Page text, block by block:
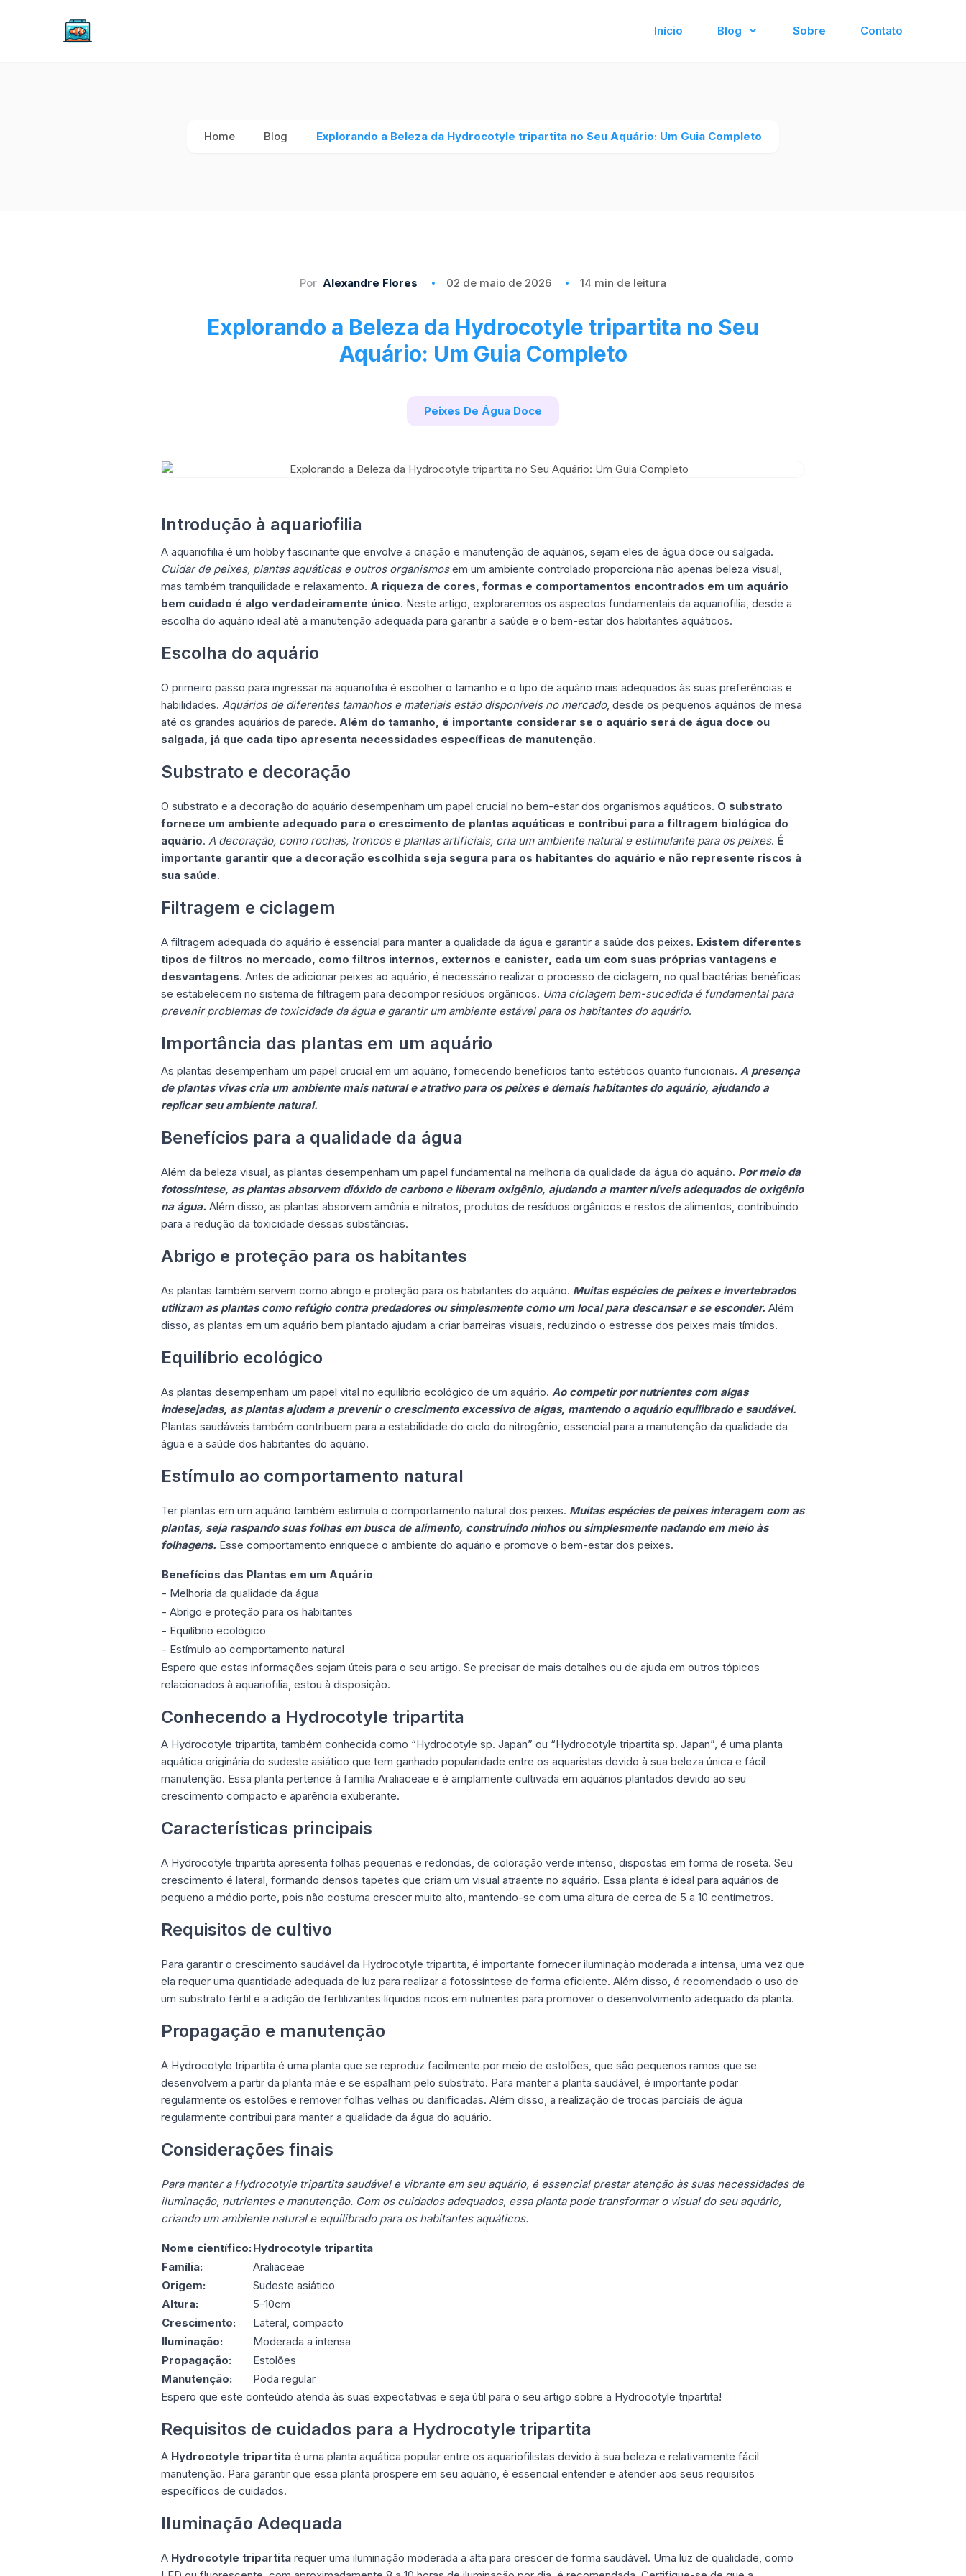
Início Blog Sobre Contato
Home Blog Explorando a Beleza da Hydrocotyle tripartita no Seu Aquário: Um Guia Completo
Por Alexandre Flores 02 de maio de 2026 14 min de leitura
Explorando a Beleza da Hydrocotyle tripartita no Seu
Aquário: Um Guia Completo
Peixes De Água Doce
Introdução à aquariofilia
A aquariofilia é um hobby fascinante que envolve a criação e manutenção de aquários, sejam eles de água doce ou salgada.
Cuidar de peixes, plantas aquáticas e outros organismosem um ambiente controlado proporciona não apenas beleza visual,
mas também tranquilidade e relaxamento. A riqueza de cores, formas e comportamentos encontrados em um aquário
bem cuidado é algo verdadeiramente único. Neste artigo, exploraremos os aspectos fundamentais da aquariofilia, desde a
escolha do aquário ideal até a manutenção adequada para garantir a saúde e o bem-estar dos habitantes aquáticos.
Escolha do aquário
O primeiro passo para ingressar na aquariofilia é escolher o tamanho e o tipo de aquário mais adequados às suas preferências e
habilidades. Aquários de diferentes tamanhos e materiais estão disponíveis no mercado, desde os pequenos aquários de mesa
até os grandes aquários de parede. Além do tamanho, é importante considerar se o aquário será de água doce ou
salgada, já que cada tipo apresenta necessidades específicas de manutenção.
Substrato e decoração
O substrato e a decoração do aquário desempenham um papel crucial no bem-estar dos organismos aquáticos. O substrato
fornece um ambiente adequado para o crescimento de plantas aquáticas e contribui para a filtragem biológica do
aquário. A decoração, como rochas, troncos e plantas artificiais, cria um ambiente natural e estimulante para os peixes. É
importante garantir que a decoração escolhida seja segura para os habitantes do aquário e não represente riscos à
sua saúde.
Filtragem e ciclagem
A filtragem adequada do aquário é essencial para manter a qualidade da água e garantir a saúde dos peixes. Existem diferentes
tipos de filtros no mercado, como filtros internos, externos e canister, cada um com suas próprias vantagens e
desvantagens. Antes de adicionar peixes ao aquário, é necessário realizar o processo de ciclagem, no qual bactérias benéficas
se estabelecem no sistema de filtragem para decompor resíduos orgânicos. Uma ciclagem bem-sucedida é fundamental para
prevenir problemas de toxicidade da água e garantir um ambiente estável para os habitantes do aquário.
Importância das plantas em um aquário
As plantas desempenham um papel crucial em um aquário, fornecendo benefícios tanto estéticos quanto funcionais. A presença
de plantas vivas cria um ambiente mais natural e atrativo para os peixes e demais habitantes do aquário, ajudando a
replicar seu ambiente natural.
Benefícios para a qualidade da água
Além da beleza visual, as plantas desempenham um papel fundamental na melhoria da qualidade da água do aquário. Por meio da
fotossíntese, as plantas absorvem dióxido de carbono e liberam oxigênio, ajudando a manter níveis adequados de oxigênio
na água. Além disso, as plantas absorvem amônia e nitratos, produtos de resíduos orgânicos e restos de alimentos, contribuindo
para a redução da toxicidade dessas substâncias.
Abrigo e proteção para os habitantes
As plantas também servem como abrigo e proteção para os habitantes do aquário. Muitas espécies de peixes e invertebrados
utilizam as plantas como refúgio contra predadores ou simplesmente como um local para descansar e se esconder. Além
disso, as plantas em um aquário bem plantado ajudam a criar barreiras visuais, reduzindo o estresse dos peixes mais tímidos.
Equilíbrio ecológico
As plantas desempenham um papel vital no equilíbrio ecológico de um aquário. Ao competir por nutrientes com algas
indesejadas, as plantas ajudam a prevenir o crescimento excessivo de algas, mantendo o aquário equilibrado e saudável.
Plantas saudáveis também contribuem para a estabilidade do ciclo do nitrogênio, essencial para a manutenção da qualidade da
água e a saúde dos habitantes do aquário.
Estímulo ao comportamento natural
Ter plantas em um aquário também estimula o comportamento natural dos peixes. Muitas espécies de peixes interagem com as
plantas, seja raspando suas folhas em busca de alimento, construindo ninhos ou simplesmente nadando em meio às
folhagens. Esse comportamento enriquece o ambiente do aquário e promove o bem-estar dos peixes.
Benefícios das Plantas em um Aquário
- Melhoria da qualidade da água
- Abrigo e proteção para os habitantes
- Equilíbrio ecológico
- Estímulo ao comportamento natural
Espero que estas informações sejam úteis para o seu artigo. Se precisar de mais detalhes ou de ajuda em outros tópicos
relacionados à aquariofilia, estou à disposição.
Conhecendo a Hydrocotyle tripartita
A Hydrocotyle tripartita, também conhecida como “Hydrocotyle sp. Japan” ou “Hydrocotyle tripartita sp. Japan”, é uma planta
aquática originária do sudeste asiático que tem ganhado popularidade entre os aquaristas devido à sua beleza única e fácil
manutenção. Essa planta pertence à família Araliaceae e é amplamente cultivada em aquários plantados devido ao seu
crescimento compacto e aparência exuberante.
Características principais
A Hydrocotyle tripartita apresenta folhas pequenas e redondas, de coloração verde intenso, dispostas em forma de roseta. Seu
crescimento é lateral, formando densos tapetes que criam um visual atraente no aquário. Essa planta é ideal para aquários de
pequeno a médio porte, pois não costuma crescer muito alto, mantendo-se com uma altura de cerca de 5 a 10 centímetros.
Requisitos de cultivo
Para garantir o crescimento saudável da Hydrocotyle tripartita, é importante fornecer iluminação moderada a intensa, uma vez que
ela requer uma quantidade adequada de luz para realizar a fotossíntese de forma eficiente. Além disso, é recomendado o uso de
um substrato fértil e a adição de fertilizantes líquidos ricos em nutrientes para promover o desenvolvimento adequado da planta.
Propagação e manutenção
A Hydrocotyle tripartita é uma planta que se reproduz facilmente por meio de estolões, que são pequenos ramos que se
desenvolvem a partir da planta mãe e se espalham pelo substrato. Para manter a planta saudável, é importante podar
regularmente os estolões e remover folhas velhas ou danificadas. Além disso, a realização de trocas parciais de água
regularmente contribui para manter a qualidade da água do aquário.
Considerações finais
Para manter a Hydrocotyle tripartita saudável e vibrante em seu aquário, é essencial prestar atenção às suas necessidades de
iluminação, nutrientes e manutenção. Com os cuidados adequados, essa planta pode transformar o visual do seu aquário,
criando um ambiente natural e equilibrado para os habitantes aquáticos.
Nome científico: Hydrocotyle tripartita
Família:
Araliaceae
Origem:
Sudeste asiático
Altura:
5-10cm
Crescimento:
Lateral, compacto
Iluminação:
Moderada a intensa
Propagação:
Estolões
Manutenção:
Poda regular
Espero que este conteúdo atenda às suas expectativas e seja útil para o seu artigo sobre a Hydrocotyle tripartita!
Requisitos de cuidados para a Hydrocotyle tripartita
A Hydrocotyle tripartita é uma planta aquática popular entre os aquariofilistas devido à sua beleza e relativamente fácil
manutenção. Para garantir que essa planta prospere em seu aquário, é essencial entender e atender aos seus requisitos
específicos de cuidados.
Iluminação Adequada
A Hydrocotyle tripartita requer uma iluminação moderada a alta para crescer de forma saudável. Uma luz de qualidade, como